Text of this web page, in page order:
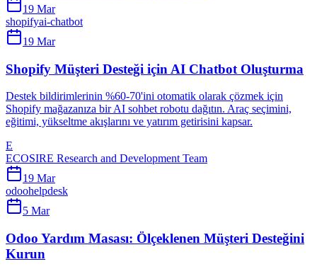
19 Mar
shopifyai-chatbot
19 Mar
Shopify Müşteri Desteği için AI Chatbot Oluşturma
Destek bildirimlerinin %60-70'ini otomatik olarak çözmek için
Shopify mağazanıza bir AI sohbet robotu dağıtın. Araç seçimini,
eğitimi, yükseltme akışlarını ve yatırım getirisini kapsar.
E
ECOSIRE Research and Development Team
19 Mar
odoohelpdesk
5 Mar
Odoo Yardım Masası: Ölçeklenen Müşteri Desteğini
Kurun